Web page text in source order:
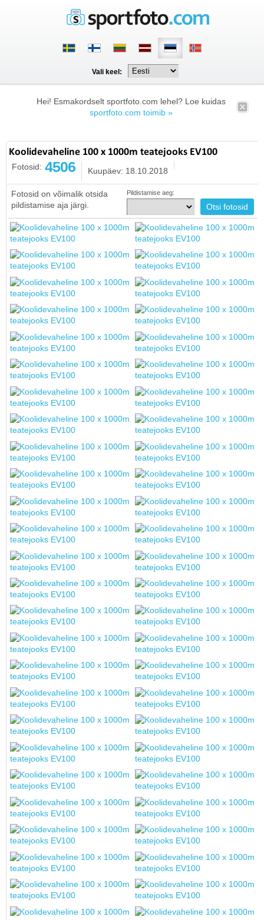
Vali keel:
Hei! Esmakordselt sportfoto.com lehel? Loe kuidas
sportfoto.com toimib »
Koolidevaheline 100 x 1000m teatejooks EV100
Fotosid: 4506 Kuupäev: 18.10.2018
Fotosid on võimalik otsida
pildistamise aja järgi.
Pildistamise aeg: